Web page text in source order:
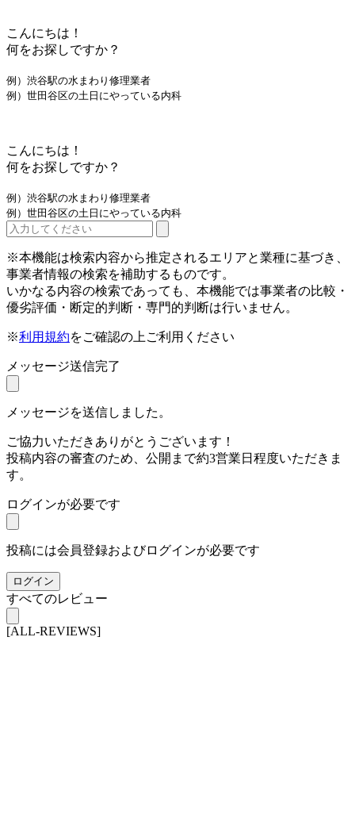
こんにちは！
何をお探しですか？
例）渋谷駅の水まわり修理業者
例）世田谷区の土日にやっている内科
こんにちは！
何をお探しですか？
例）渋谷駅の水まわり修理業者
例）世田谷区の土日にやっている内科
※本機能は検索内容から推定されるエリアと業種に基づき、
事業者情報の検索を補助するものです。
いかなる内容の検索であっても、本機能では事業者の比較・
優劣評価・断定的判断・専門的判断は行いません。
※利用規約をご確認の上ご利用ください
メッセージ送信完了
メッセージを送信しました。
ご協力いただきありがとうございます！
投稿内容の審査のため、公開まで約3営業日程度いただきま
す。
ログインが必要です
投稿には会員登録およびログインが必要です
ログイン
すべてのレビュー
[ALL-REVIEWS]